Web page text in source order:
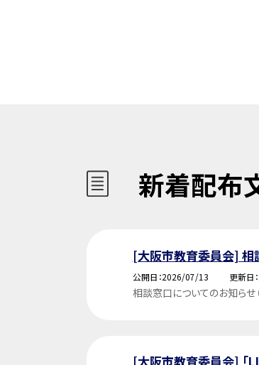
新着配布
[大阪市教育委員会] 相
公開日 2026/07/13 更新日
相談窓口についてのお知らせ
[大阪市教育委員会] 「